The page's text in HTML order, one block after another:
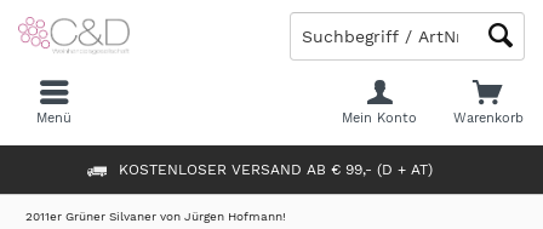
KOSTENLOSER VERSAND AB € 99,- (D + AT)
Warenkorb
Mein Konto
Menü
2011er Grüner Silvaner von Jürgen Hofmann!